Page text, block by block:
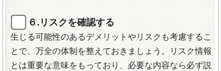
６.リスクを確認する
生じる可能性のあるデメリットやリスクも考慮するこ
とで、万全の体制を整えておきましょう。リスク情報
とは重要な意味をもっており、必要な内容なら必ず説